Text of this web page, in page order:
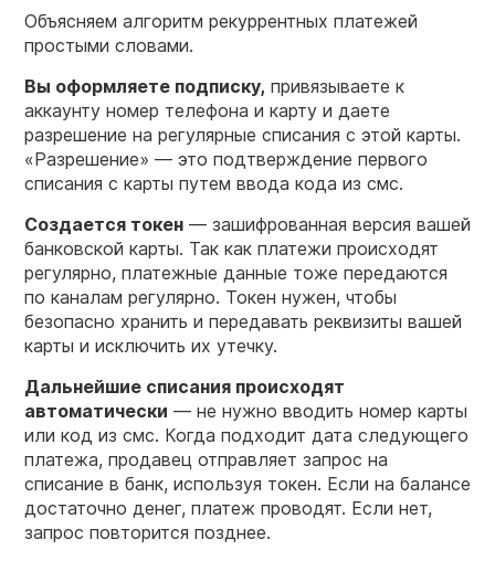
Объясняем алгоритм рекуррентных платежей
простыми словами.
Вы оформляете подписку, привязываете к
аккаунту номер телефона и карту и даете
разрешение на регулярные списания с этой карты.
«Разрешение» — это подтверждение первого
списания с карты путем ввода кода из смс.
Создается токен — зашифрованная версия вашей
банковской карты. Так как платежи происходят
регулярно, платежные данные тоже передаются
по каналам регулярно. Токен нужен, чтобы
безопасно хранить и передавать реквизиты вашей
карты и исключить их утечку.
Дальнейшие списания происходят
автоматически — не нужно вводить номер карты
или код из смс. Когда подходит дата следующего
платежа, продавец отправляет запрос на
списание в банк, используя токен. Если на балансе
достаточно денег, платеж проводят. Если нет,
запрос повторится позднее.